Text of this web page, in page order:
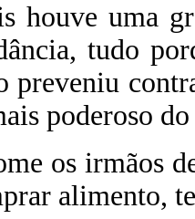
houve uma
tudo
preveniu
poderoso
os irmãos
alimento,